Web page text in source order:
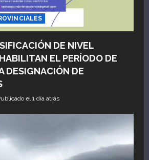
DE NIVEL
EL PERÍODO DE
DESIGNACIÓN DE
el 1 día atrás